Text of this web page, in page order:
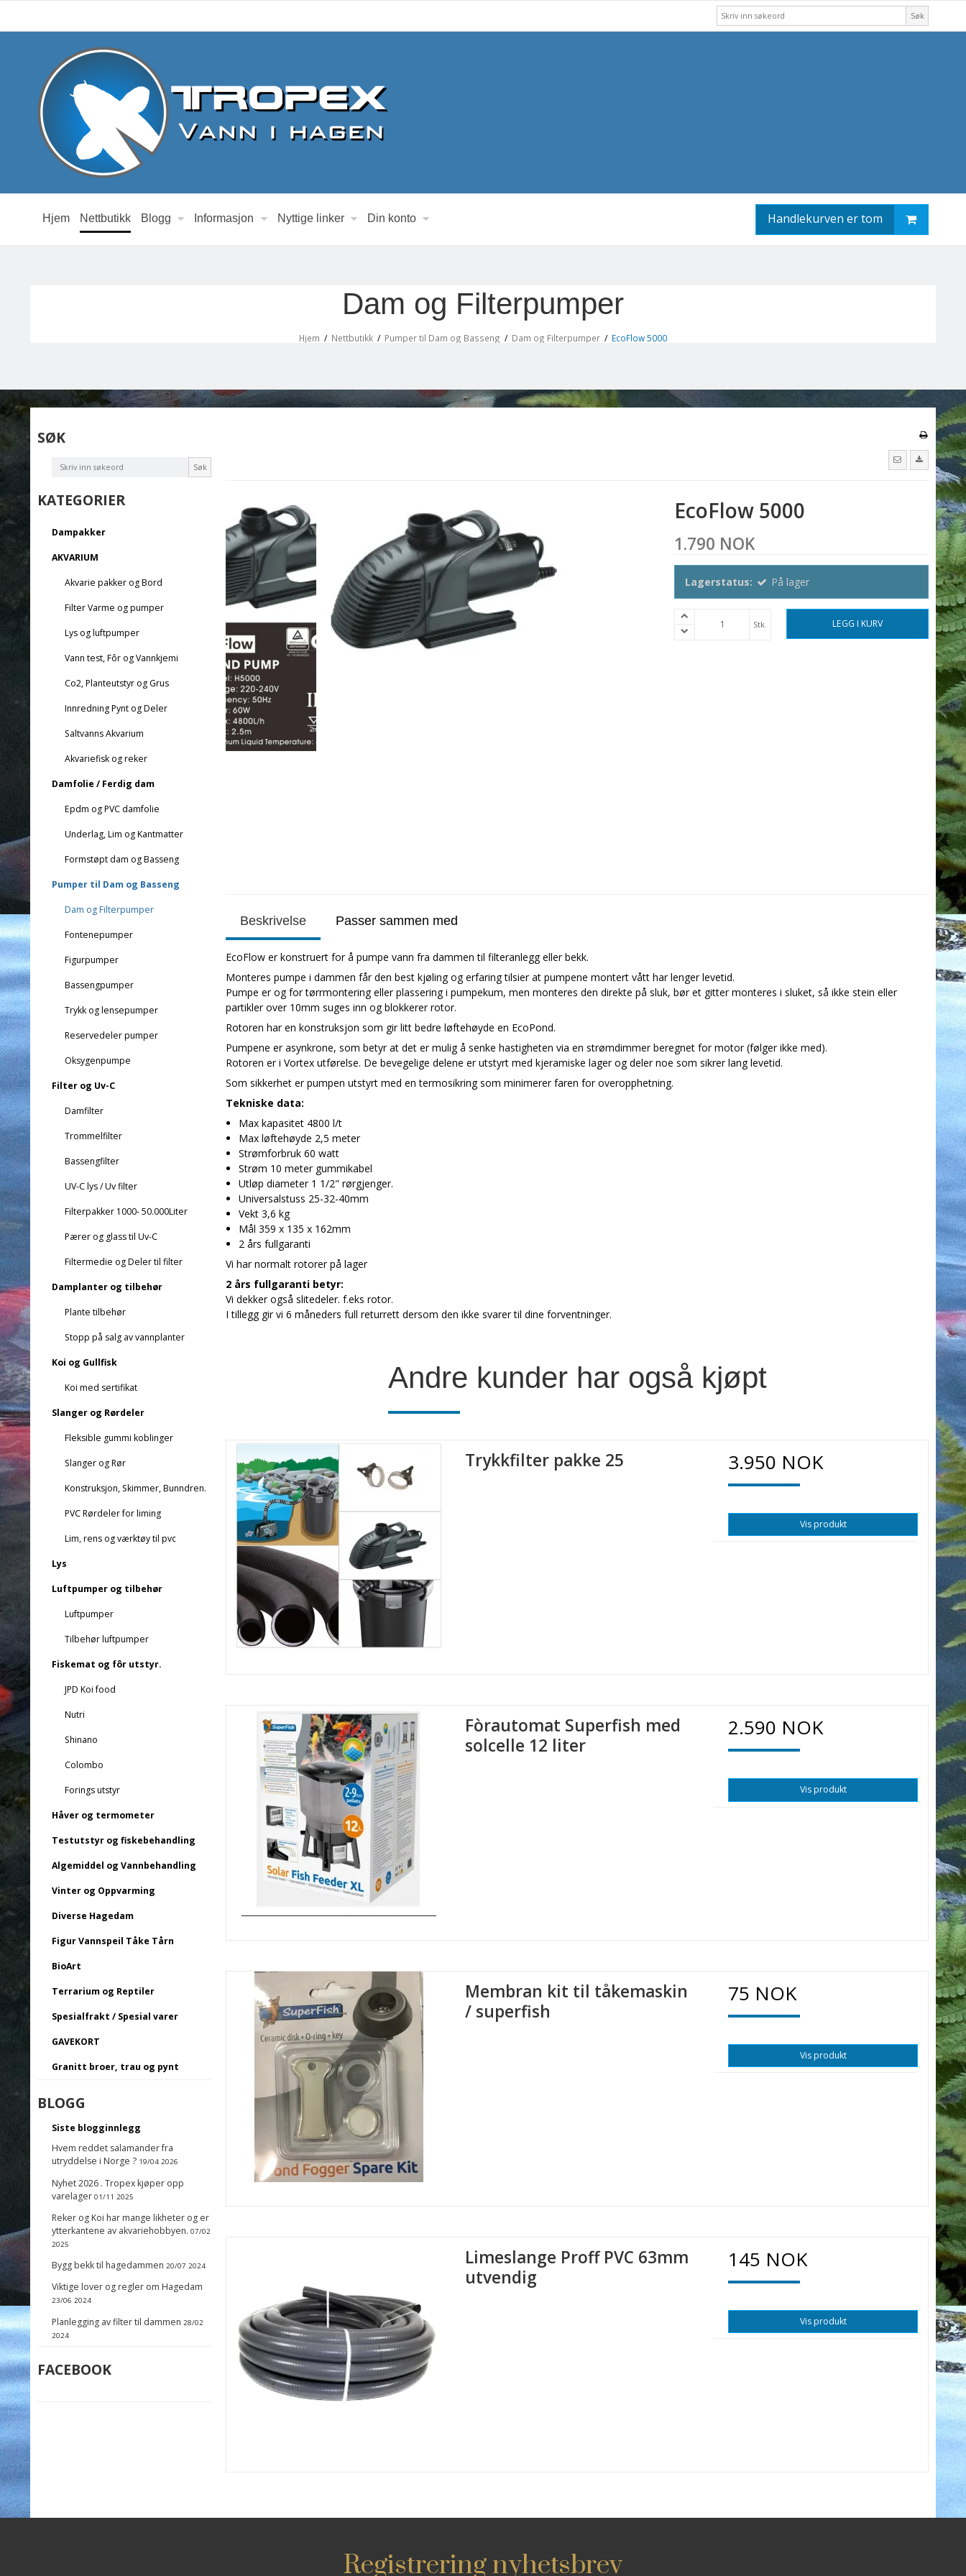
Søk
Hjem Nettbutikk Blogg Informasjon Nyttige linker Din konto Handlekurven er tom
Dam og Filterpumper
Hjem / Nettbutikk / Pumper til Dam og Basseng / Dam og Filterpumper / EcoFlow 5000
SØK
Søk
KATEGORIER
Dampakker
AKVARIUM
Akvarie pakker og Bord
Filter Varme og pumper
Lys og luftpumper
Vann test, Fôr og Vannkjemi
Co2, Planteutstyr og Grus
Innredning Pynt og Deler
Saltvanns Akvarium
Akvariefisk og reker
Damfolie / Ferdig dam
Epdm og PVC damfolie
Underlag, Lim og Kantmatter
Formstøpt dam og Basseng
Pumper til Dam og Basseng
Dam og Filterpumper
Fontenepumper
Figurpumper
Bassengpumper
Trykk og lensepumper
Reservedeler pumper
Oksygenpumpe
Filter og Uv-C
Damfilter
Trommelfilter
Bassengfilter
UV-C lys / Uv filter
Filterpakker 1000- 50.000Liter
Pærer og glass til Uv-C
Filtermedie og Deler til filter
Damplanter og tilbehør
Plante tilbehør
Stopp på salg av vannplanter
Koi og Gullfisk
Koi med sertifikat
Slanger og Rørdeler
Fleksible gummi koblinger
Slanger og Rør
Konstruksjon, Skimmer, Bunndren.
PVC Rørdeler for liming
Lim, rens og værktøy til pvc
Lys
Luftpumper og tilbehør
Luftpumper
Tilbehør luftpumper
Fiskemat og fôr utstyr.
JPD Koi food
Nutri
Shinano
Colombo
Forings utstyr
Håver og termometer
Testutstyr og fiskebehandling
Algemiddel og Vannbehandling
Vinter og Oppvarming
Diverse Hagedam
Figur Vannspeil Tåke Tårn
BioArt
Terrarium og Reptiler
Spesialfrakt / Spesial varer
GAVEKORT
Granitt broer, trau og pynt
BLOGG
Siste blogginnlegg
Hvem reddet salamander fra
utryddelse i Norge ? 19/04 2026
Nyhet 2026 . Tropex kjøper opp
varelager 01/11 2025
Reker og Koi har mange likheter og er
ytterkantene av akvariehobbyen. 07/02
2025
Bygg bekk til hagedammen 20/07 2024
Viktige lover og regler om Hagedam
23/06 2024
Planlegging av filter til dammen 28/02
2024
FACEBOOK
EcoFlow 5000
1.790 NOK
Lagerstatus: På lager
Stk. LEGG I KURV
Beskrivelse Passer sammen med
EcoFlow er konstruert for å pumpe vann fra dammen til filteranlegg eller bekk.
Monteres pumpe i dammen får den best kjøling og erfaring tilsier at pumpene montert vått har lenger levetid.
Pumpe er og for tørrmontering eller plassering i pumpekum, men monteres den direkte på sluk, bør et gitter monteres i sluket, så ikke stein eller
partikler over 10mm suges inn og blokkerer rotor.
Rotoren har en konstruksjon som gir litt bedre løftehøyde en EcoPond.
Pumpene er asynkrone, som betyr at det er mulig å senke hastigheten via en strømdimmer beregnet for motor (følger ikke med).
Rotoren er i Vortex utførelse. De bevegelige delene er utstyrt med kjeramiske lager og deler noe som sikrer lang levetid.
Som sikkerhet er pumpen utstyrt med en termosikring som minimerer faren for overopphetning.
Tekniske data:
Max kapasitet 4800 l/t
Max løftehøyde 2,5 meter
Strømforbruk 60 watt
Strøm 10 meter gummikabel
Utløp diameter 1 1/2" rørgjenger.
Universalstuss 25-32-40mm
Vekt 3,6 kg
Mål 359 x 135 x 162mm
2 års fullgaranti
Vi har normalt rotorer på lager
2 års fullgaranti betyr:
Vi dekker også slitedeler. f.eks rotor.
I tillegg gir vi 6 måneders full returrett dersom den ikke svarer til dine forventninger.
Andre kunder har også kjøpt
Trykkfilter pakke 25 3.950 NOK
Vis produkt
Fòrautomat Superfish med
solcelle 12 liter
2.590 NOK
Vis produkt
Membran kit til tåkemaskin
/ superfish
75 NOK
Vis produkt
Limeslange Proff PVC 63mm
utvendig
145 NOK
Vis produkt
Registrering nyhetsbrev